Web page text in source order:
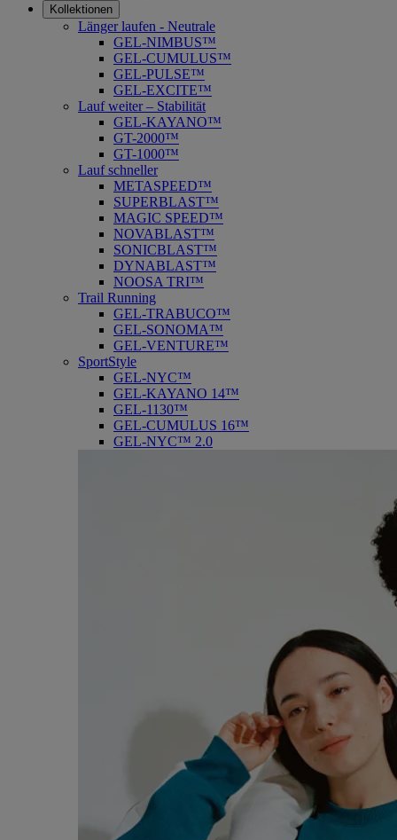
Kollektionen
Länger laufen - Neutrale
GEL-NIMBUS™
GEL-CUMULUS™
GEL-PULSE™
GEL-EXCITE™
Lauf weiter – Stabilität
GEL-KAYANO™
GT-2000™
GT-1000™
Lauf schneller
METASPEED™
SUPERBLAST™
MAGIC SPEED™
NOVABLAST™
SONICBLAST™
DYNABLAST™
NOOSA TRI™
Trail Running
GEL-TRABUCO™
GEL-SONOMA™
GEL-VENTURE™
SportStyle
GEL-NYC™
GEL-KAYANO 14™
GEL-1130™
GEL-CUMULUS 16™
GEL-NYC™ 2.0